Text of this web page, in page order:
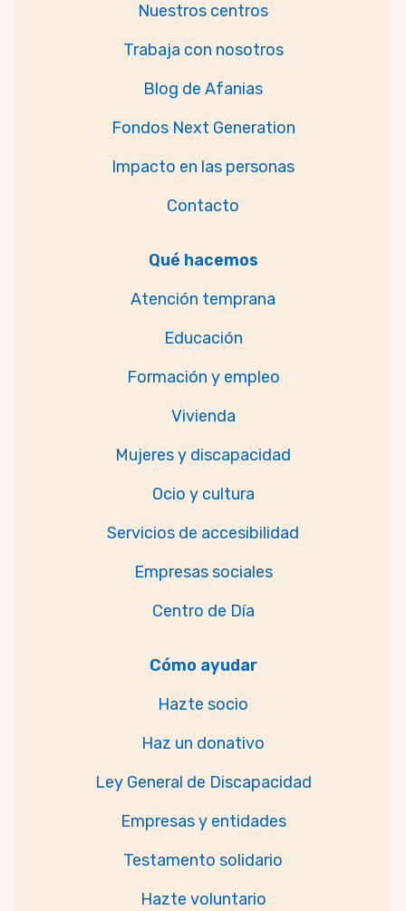
Nuestros centros
Trabaja con nosotros
Blog de Afanias
Fondos Next Generation
Impacto en las personas
Contacto
Qué hacemos
Atención temprana
Educación
Formación y empleo
Vivienda
Mujeres y discapacidad
Ocio y cultura
Servicios de accesibilidad
Empresas sociales
Centro de Día
Cómo ayudar
Hazte socio
Haz un donativo
Ley General de Discapacidad
Empresas y entidades
Testamento solidario
Hazte voluntario